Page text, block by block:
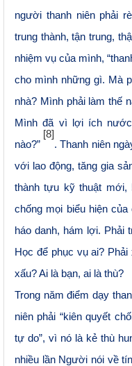
người thanh niên phải
trung thành, tận trung,
nhiệm vụ của mình,
cho mình những gì. Mà
nhà? Mình phải làm thế
Mình đã vì lợi ích
nào?”
[8]
. Thanh niên
với lao động, tăng gia
thành tựu kỹ thuật mới,
chống mọi biểu hiện
háo danh, hám lợi. Phải
Học để phục vụ ai?
xấu? Ai là bạn, ai là thù?
Trong năm điểm dạy
niên phải “kiên quyết
tự do”, vì nó là kẻ thù
nhiều lần Người nói về